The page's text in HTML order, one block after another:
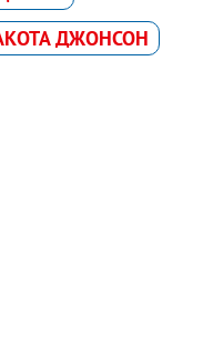
ДЖОНСОН